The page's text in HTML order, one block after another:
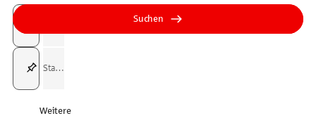
Suchfeld
Tippen Sie, um nach Themen zu suchen. Verwenden Sie die
Suchfeld
Tippen Sie, um nach Themen zu suchen. Verwenden Sie die
Weitere
Suchen